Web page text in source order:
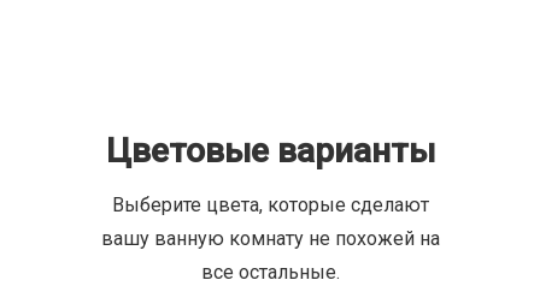
Цветовые варианты
Выберите цвета, которые сделают
вашу ванную комнату не похожей на
все остальные.